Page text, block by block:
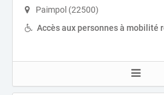
Paimpol (22500)
Accès aux personnes à mobilité